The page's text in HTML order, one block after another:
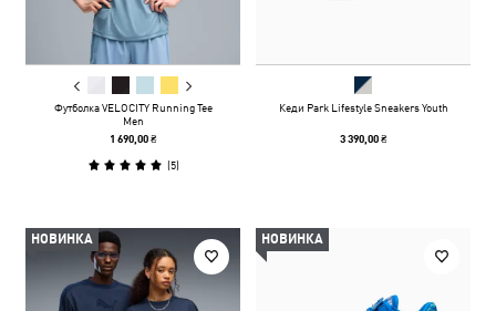
Футболка VELOCITY Running Tee
Men
1 690,00 ₴
(5)
Кеди Park Lifestyle Sneakers Youth
3 390,00 ₴
НОВИНКА НОВИНКА